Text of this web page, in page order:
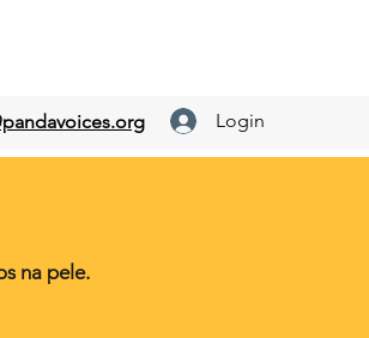
Login
na pele.